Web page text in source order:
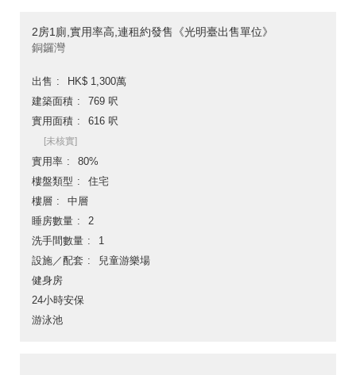
2房1廁,實用率高,連租約發售《光明臺出售單位》
銅鑼灣
出售
HK$ 1,300萬
建築面積
769 呎
實用面積
616 呎
[未核實]
實用率
80%
樓盤類型
住宅
樓層
中層
睡房數量
2
洗手間數量
1
設施／配套
兒童游樂場
健身房
24小時安保
游泳池